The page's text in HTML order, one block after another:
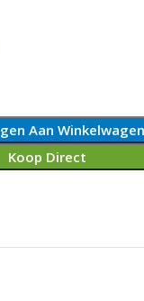
Aan Winkelwagen
Koop Direct